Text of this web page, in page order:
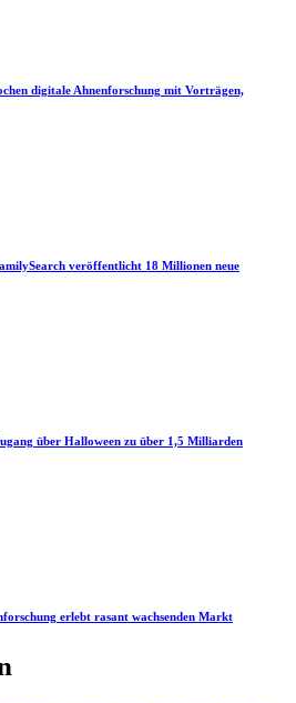
digitale Ahnenforschung mit Vorträgen,
veröffentlicht 18 Millionen neue
über Halloween zu über 1,5 Milliarden
erlebt rasant wachsenden Markt